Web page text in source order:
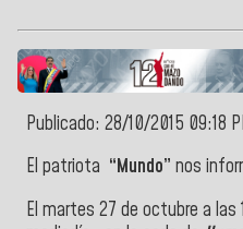
Publicado: 28/10/2015 09:18
El patriota “Mundo” nos
El martes 27 de octubre a las